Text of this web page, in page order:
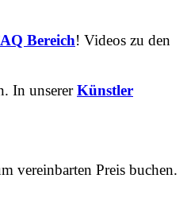
Bereich! Videos zu den
In unsererKünstler
vereinbarten Preis buchen.